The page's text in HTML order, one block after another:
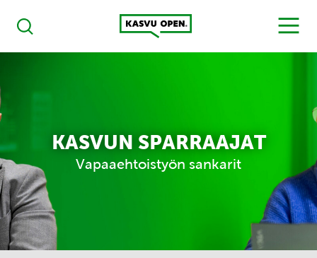
Haku
Kasvu Open
MENU
KASVUN SPARRAAJAT
Vapaaehtoistyön sankarit